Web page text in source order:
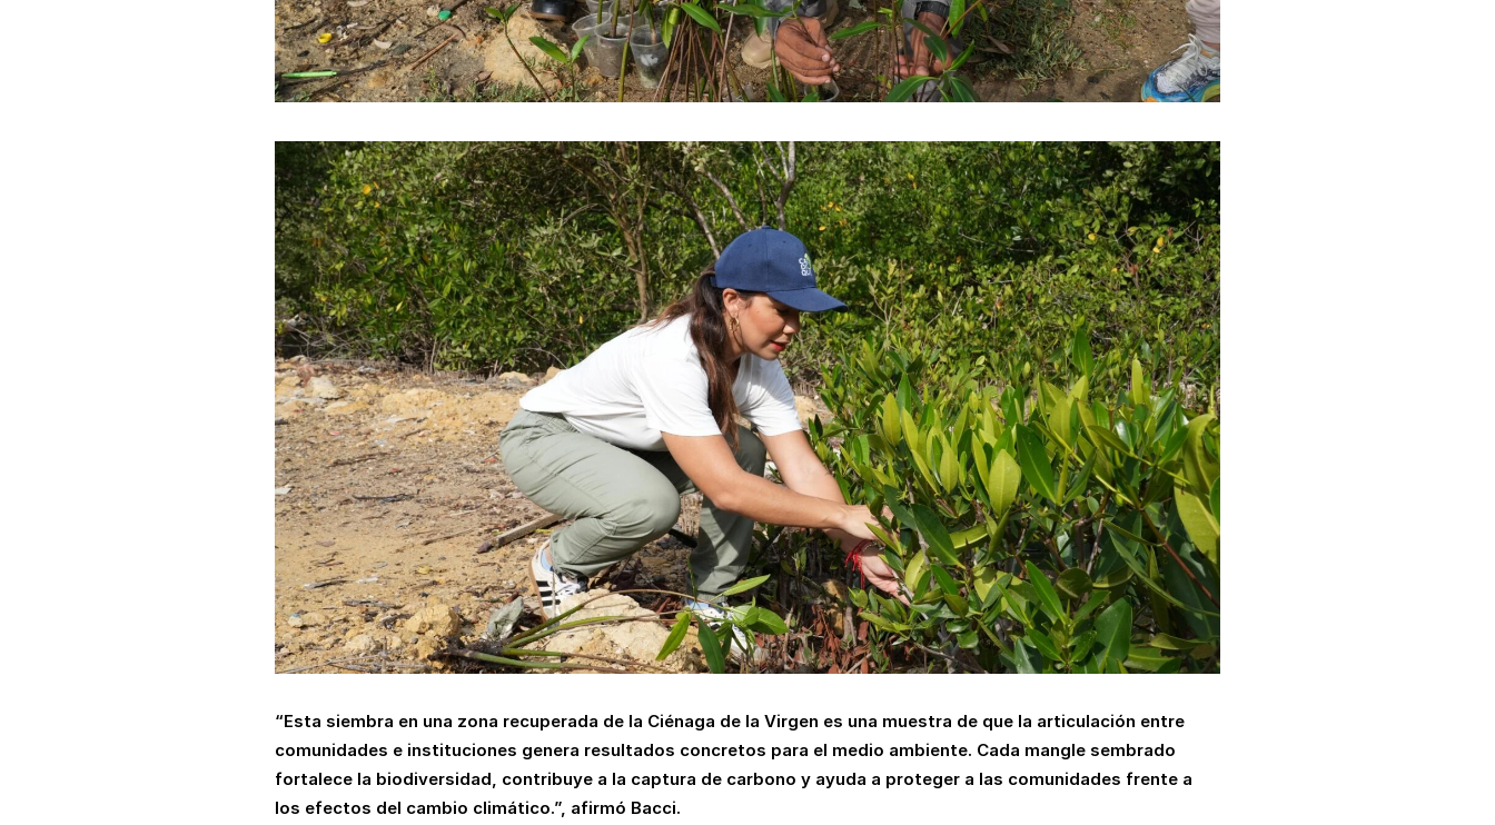
“Esta siembra en una zona recuperada de la Ciénaga de la Virgen es una muestra de que la articulación entre
comunidades e instituciones genera resultados concretos para el medio ambiente. Cada mangle sembrado
fortalece la biodiversidad, contribuye a la captura de carbono y ayuda a proteger a las comunidades frente a
los efectos del cambio climático.”, afirmó Bacci.